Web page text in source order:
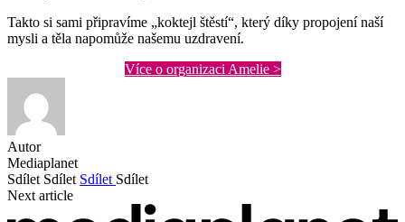
Takto si sami připravíme „koktejl štěstí“, který díky propojení naší
mysli a těla napomůže našemu uzdravení.
Více o organizaci Amelie >
Autor
Mediaplanet
Sdílet Sdílet Sdílet Sdílet
Next article